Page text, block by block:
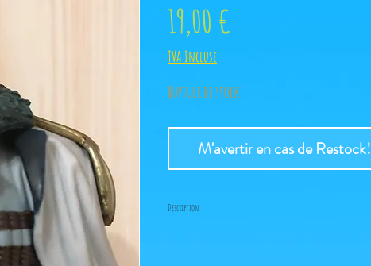
19,00 €
TVA Incluse
Rupture de stock!
M'avertir en cas de Restock!
Description: